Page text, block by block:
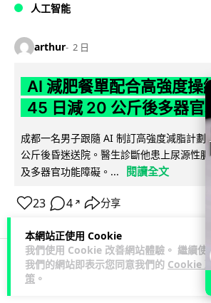
本網站正使用 Cookie
我們使用 Cookie 改善網站體驗。 繼續使
我們的網站即表示您同意我們的 Cookie
策 。
人工智能
arthur 2 日
AI 減肥餐單配合高強度
45 日減 20 公斤後多器官
成都一名男子跟隨 AI 制訂高強度減脂計劃
公斤後昏迷送院。醫生診斷他患上尿源性
及多器官功能障礙。...
閱讀全文
23 4 ↗ 分享
3C科技